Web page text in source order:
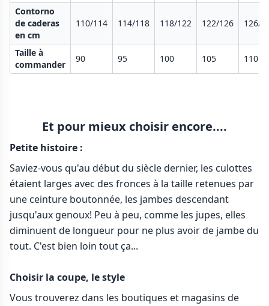
Contorno
de caderas
en cm
110/114 114/118 118/122 122/126 126/
Taille à
commander
90 95 100 105 110
Et pour mieux choisir encore....
Petite histoire :
Saviez-vous qu'au début du siècle dernier, les culottes
étaient larges avec des fronces à la taille retenues par
une ceinture boutonnée, les jambes descendant
jusqu'aux genoux! Peu à peu, comme les jupes, elles
diminuent de longueur pour ne plus avoir de jambe du
tout. C'est bien loin tout ça...
Choisir la coupe, le style
Vous trouverez dans les boutiques et magasins de